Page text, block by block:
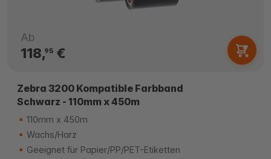
Ab
118,95€
Zebra 3200 Kompatible Farbband
Schwarz - 110mm x 450m
110mm x 450m
Wachs/Harz
Geeignet für Papier/PP/PET-Etiketten